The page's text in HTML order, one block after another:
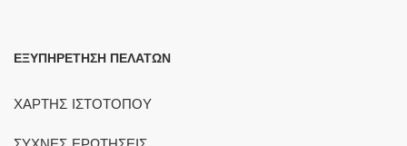
ΕΞΥΠΗΡΕΤΗΣΗ ΠΕΛΑΤΩΝ
ΧΑΡΤΗΣ ΙΣΤΟΤΟΠΟΥ